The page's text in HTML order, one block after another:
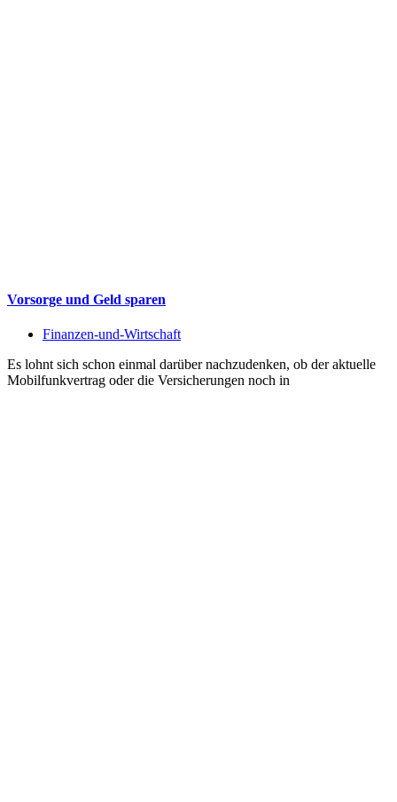
Vorsorge und Geld sparen
Finanzen-und-Wirtschaft
Es lohnt sich schon einmal darüber nachzudenken, ob der aktuelle
Mobilfunkvertrag oder die Versicherungen noch in